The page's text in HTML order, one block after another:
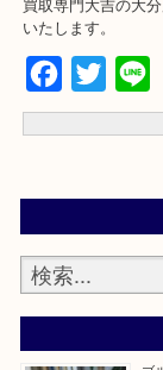
買取専門大吉の
いたします。